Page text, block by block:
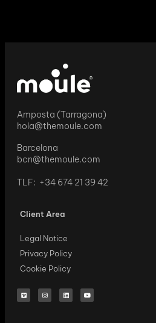
Amposta (Tarragona)
hola@themoule.com
Barcelona
bcn@themoule.com
TLF: +34 674 21 39 42
Client Area
Legal Notice
Privacy Policy
Cookie Policy